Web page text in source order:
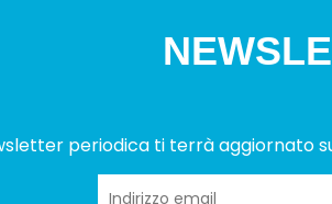
periodica ti terrà aggiornato